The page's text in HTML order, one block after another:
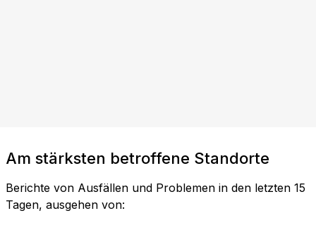
Am stärksten betroffene Standorte
Berichte von Ausfällen und Problemen in den letzten 15
Tagen, ausgehen von: